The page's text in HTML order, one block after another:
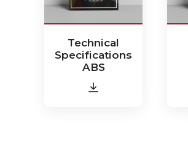
Technical
Specifications
ABS